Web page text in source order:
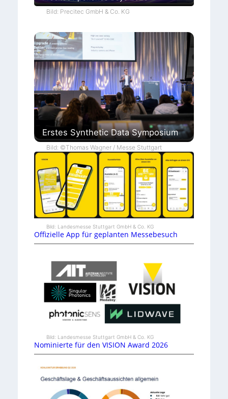
Bild: Precitec GmbH & Co. KG
Erstes Synthetic Data Symposium
Bild: ©Thomas Wagner / Messe Stuttgart
Bild: Landesmesse Stuttgart GmbH & Co. KG
Offizielle App für geplanten Messebesuch
Bild: Landesmesse Stuttgart GmbH & Co. KG
Nominierte für den VISION Award 2026